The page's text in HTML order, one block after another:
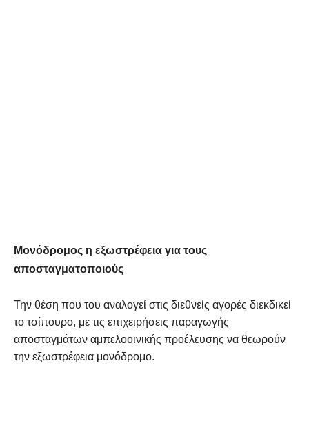
Μονόδρομος η εξωστρέφεια για τους
αποσταγματοποιούς
Την θέση που του αναλογεί στις διεθνείς αγορές διεκδικεί
το τσίπουρο, με τις επιχειρήσεις παραγωγής
αποσταγμάτων αμπελοοινικής προέλευσης να θεωρούν
την εξωστρέφεια μονόδρομο.